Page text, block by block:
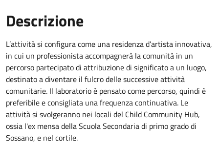
Descrizione
L’attività si configura come una residenza d’artista innovativa,
in cui un professionista accompagnerà la comunità in un
percorso partecipato di attribuzione di significato a un luogo,
destinato a diventare il fulcro delle successive attività
comunitarie. Il laboratorio è pensato come percorso, quindi è
preferibile e consigliata una frequenza continuativa. Le
attività si svolgeranno nei locali del Child Community Hub,
ossia l'ex mensa della Scuola Secondaria di primo grado di
Sossano, e nel cortile.